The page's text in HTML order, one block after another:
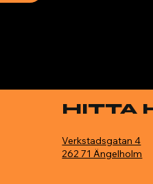
HITTA
Verkstadsgatan 4
262 71 Ängelholm